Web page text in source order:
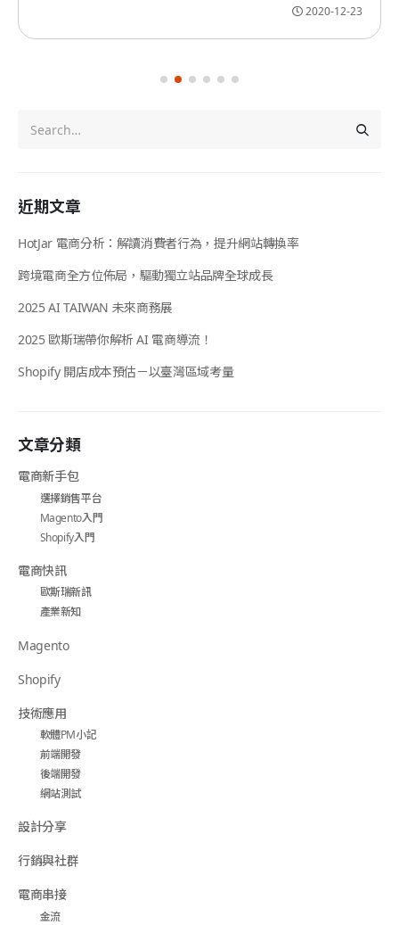
2020-12-23
近期文章
HotJar 電商分析：解讀消費者行為，提升網站轉換率
跨境電商全方位佈局，驅動獨立站品牌全球成長
2025 AI TAIWAN 未來商務展
2025 歐斯瑞帶你解析 AI 電商導流！
Shopify 開店成本預估－以臺灣區域考量
文章分類
電商新手包
選擇銷售平台
Magento入門
Shopify入門
電商快訊
歐斯瑞新訊
產業新知
Magento
Shopify
技術應用
軟體PM小記
前端開發
後端開發
網站測試
設計分享
行銷與社群
電商串接
金流